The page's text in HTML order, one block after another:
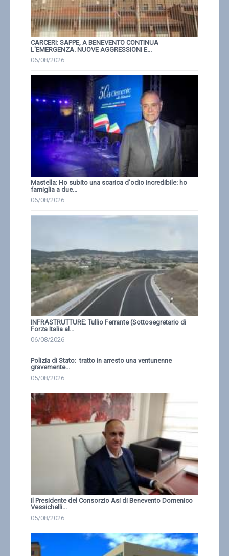
CARCERI: SAPPE, A BENEVENTO CONTINUA
L'EMERGENZA. NUOVE AGGRESSIONI E...
06/08/2026
Mastella: Ho subito una scarica d'odio incredibile: ho
famiglia a due...
06/08/2026
INFRASTRUTTURE: Tullio Ferrante (Sottosegretario di
Forza Italia al...
06/08/2026
Polizia di Stato: tratto in arresto una ventunenne
gravemente...
05/08/2026
Il Presidente del Consorzio Asi di Benevento Domenico
Vessichelli...
05/08/2026